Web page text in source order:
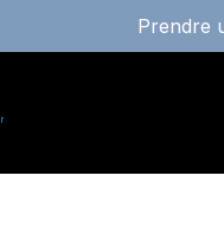
Prendre